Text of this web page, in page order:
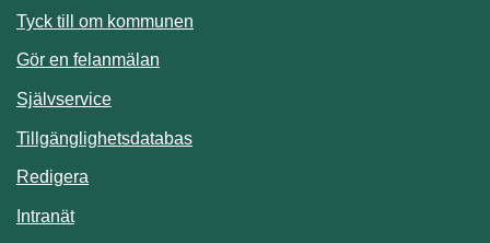
Tyck till om kommunen
Gör en felanmälan
SjälvserviceLänk till annan webbplats.
TillgänglighetsdatabasLänk till annan webbplats.
Redigera
IntranätLänk till annan webbplats.